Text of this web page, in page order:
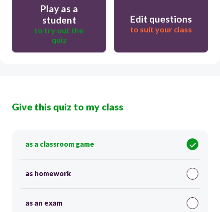
Play as a
student
to try out the
quiz
Edit questions
to suit your class
Give this quiz to my class
as a classroom game
as homework
as an exam